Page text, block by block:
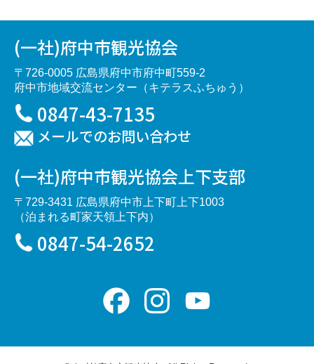
(一社)府中市観光協会
〒726-0005 広島県府中市府中町559-2
府中市地域交流センター（キテラスふちゅう）
0847-43-7135
メールでのお問い合わせ
(一社)府中市観光協会上下支部
〒729-3431 広島県府中市上下町上下1003
（泊まれる町家天領上下内）
0847-54-2652
Facebook Instagram